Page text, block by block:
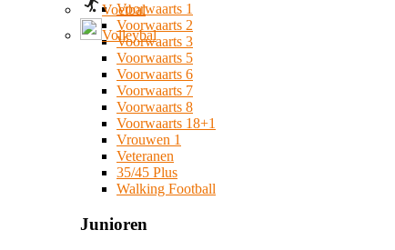
Voetbal
Volleybal
Voorwaarts 1
Voorwaarts 2
Voorwaarts 3
Voorwaarts 5
Voorwaarts 6
Voorwaarts 7
Voorwaarts 8
Voorwaarts 18+1
Vrouwen 1
Veteranen
35/45 Plus
Walking Football
Junioren